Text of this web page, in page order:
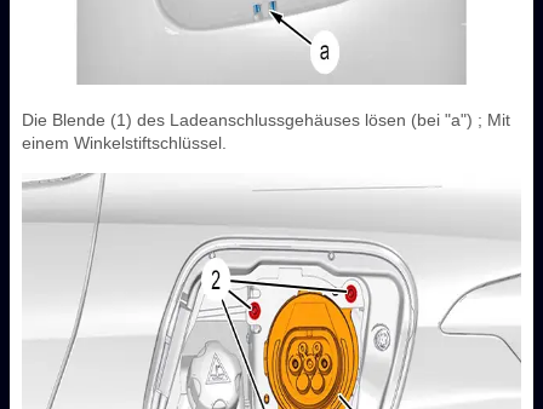
Die Blende (1) des Ladeanschlussgehäuses lösen (bei "a") ; Mit
einem Winkelstiftschlüssel.